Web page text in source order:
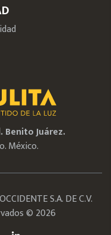
Benito Juárez.
México.
S.A. DE C.V.
© 2026